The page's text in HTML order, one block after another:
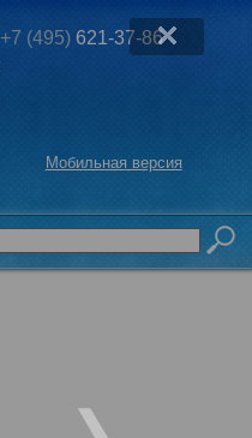
+7 (495) 621-37-86
Мобильная версия